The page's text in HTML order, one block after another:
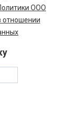
ООО
отношении